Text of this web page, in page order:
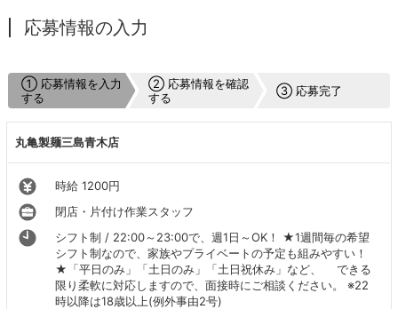
応募情報の入力
① 応募情報を入力
する
② 応募情報を確認
する
③ 応募完了
丸亀製麺三島青木店
時給 1200円
閉店・片付け作業スタッフ
シフト制 / 22:00～23:00で、週1日～OK！ ★1週間毎の希望
シフト制なので、家族やプライベートの予定も組みやすい！
★「平日のみ」「土日のみ」「土日祝休み」など、 できる
限り柔軟に対応しますので、面接時にご相談ください。 ※22
時以降は18歳以上(例外事由2号)